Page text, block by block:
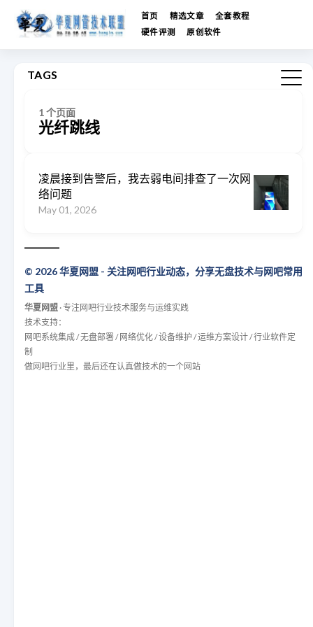
首页 精选文章
全套教程
硬件评测
原创软件
TAGS
1 个页面
光纤跳线
凌晨接到告警后，我去弱电间排查了一次网
络问题
May 01, 2026
© 2026 华夏网盟 - 关注网吧行业动态，分享无盘技术与网吧常用
工具
华夏网盟 · 专注网吧行业技术服务与运维实践
技术支持：
网吧系统集成 / 无盘部署 / 网络优化 / 设备维护 / 运维方案设计 / 行业软件定
制
做网吧行业里，最后还在认真做技术的一个网站